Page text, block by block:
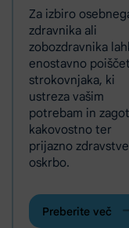
Za izbiro
zdravnika ali
zobozdravnika
enostavno
strokovnjaka, ki
ustreza vašim
potrebam in
kakovostno ter
prijazno
oskrbo.
Preberite več